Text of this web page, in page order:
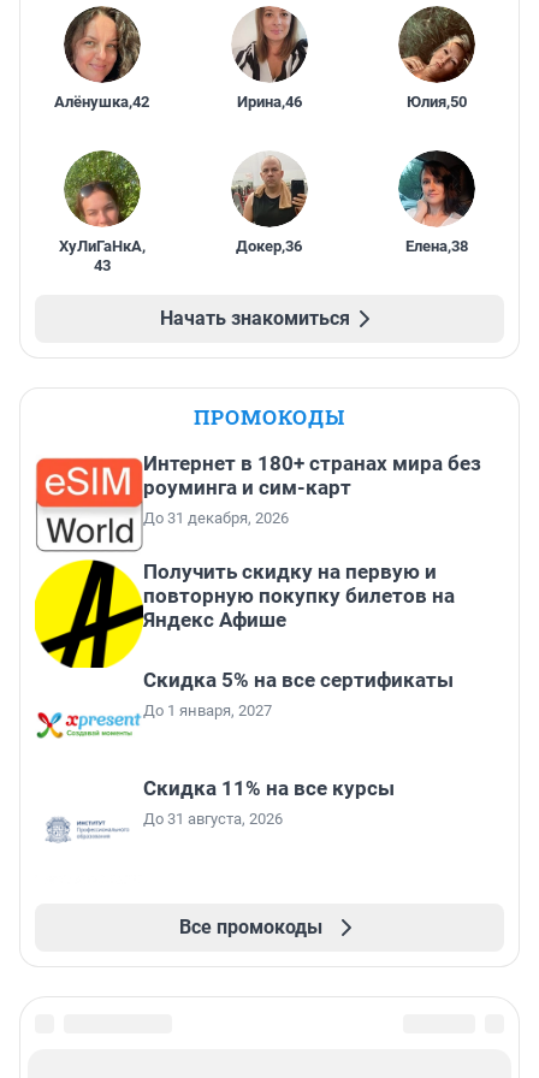
Алёнушка,42 Ирина,46 Юлия,50
ХуЛиГаНкА,
43
Докер,36 Елена,38
Начать знакомиться
ПРОМОКОДЫ
Интернет в 180+ странах мира без
роуминга и сим-карт
До 31 декабря, 2026
Получить скидку на первую и
повторную покупку билетов на
Яндекс Афише
Скидка 5% на все сертификаты
До 1 января, 2027
Скидка 11% на все курсы
До 31 августа, 2026
Все промокоды